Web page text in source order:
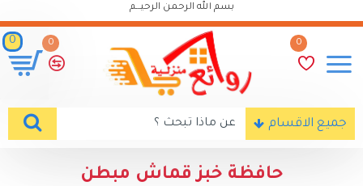
بسم الله الرحمن الرحيـــم
0
0
0
جميع الاقسام
حافظة خبز قماش مبطن